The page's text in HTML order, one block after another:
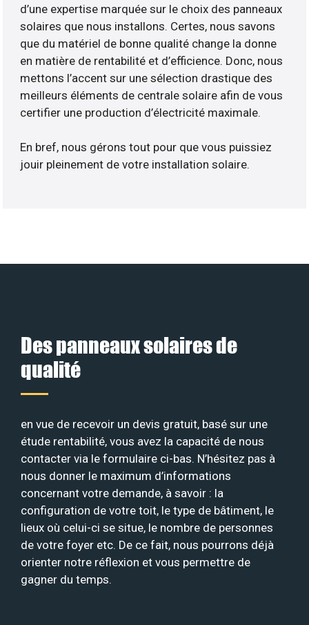
d’une expertise marquée sur le choix des panneaux
solaires que nous installons. Certes, nous savons
que du matériel de bonne qualité change la donne
en matière de rentabilité et d’efficience. Donc, nous
mettons l’accent sur une sélection drastique des
meilleurs éléments de centrale solaire afin de vous
certifier une production d’électricité maximale.
En bref, nous gérons tout pour que vous puissiez
jouir pleinement de votre installation solaire.
Des panneaux solaires de
qualité
en vue de recevoir un devis gratuit, basé sur une
étude rentabilité, vous avez la capacité de nous
contacter via le formulaire ci-bas. N’hésitez pas à
nous donner le maximum d’informations
concernant votre demande, à savoir : la
configuration de votre toit, le type de bâtiment, le
lieux où celui-ci se situe, le nombre de personnes
de votre foyer etc. De ce fait, nous pourrons déjà
orienter notre réflexion et vous permettre de
gagner du temps.